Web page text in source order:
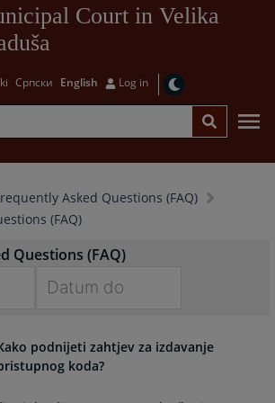
Court in Velika
Српски English Log in
Asked Questions (FAQ)
(FAQ)
Questions (FAQ)
forward
to
interact
podnijeti zahtjev za izdavanje
koda?